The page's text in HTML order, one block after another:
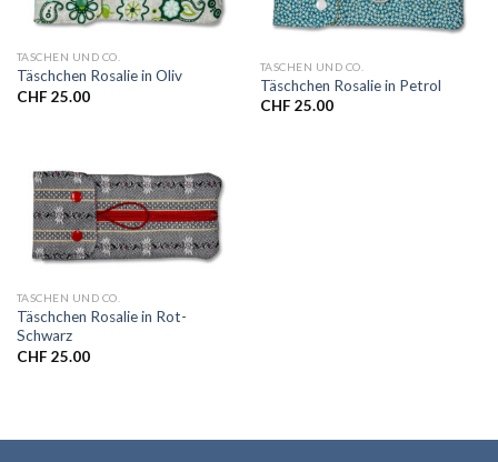
TASCHEN UND CO.
Täschchen Rosalie in Oliv
CHF 25.00
TASCHEN UND CO.
Täschchen Rosalie in Petrol
CHF 25.00
TASCHEN UND CO.
Täschchen Rosalie in Rot-
Schwarz
CHF 25.00